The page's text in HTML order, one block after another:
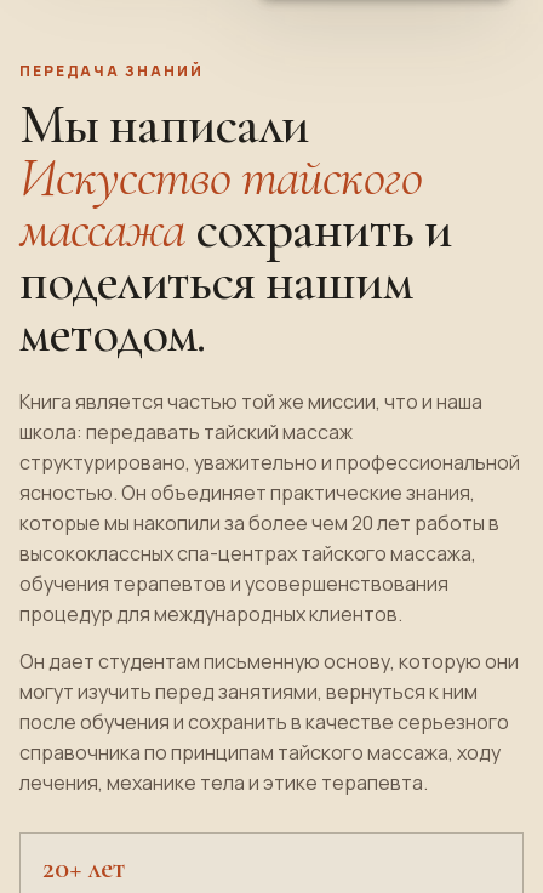
ПЕРЕДАЧА ЗНАНИЙ
Мы написали
Искусство тайского
массажасохранить и
поделиться нашим
методом.
Книга является частью той же миссии, что и наша
школа: передавать тайский массаж
структурировано, уважительно и профессиональной
ясностью. Он объединяет практические знания,
которые мы накопили за более чем 20 лет работы в
высококлассных спа-центрах тайского массажа,
обучения терапевтов и усовершенствования
процедур для международных клиентов.
Он дает студентам письменную основу, которую они
могут изучить перед занятиями, вернуться к ним
после обучения и сохранить в качестве серьезного
справочника по принципам тайского массажа, ходу
лечения, механике тела и этике терапевта.
20+ лет